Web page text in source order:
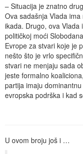
– Situacija je znatno
Ova sadašnja Vlada
ikada. Drugo, ova
političkoj moći
Evrope za stvari koje je
nešto što je vrlo
stvari ne menjaju sada
jeste formalno
partija imaju
evropska podrška i kad
U ovom broju još i …